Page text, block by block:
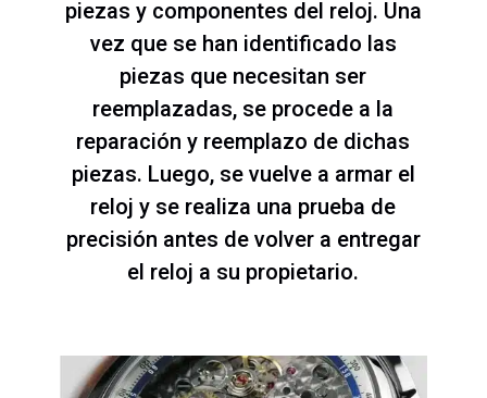
piezas y componentes del reloj. Una
vez que se han identificado las
piezas que necesitan ser
reemplazadas, se procede a la
reparación y reemplazo de dichas
piezas. Luego, se vuelve a armar el
reloj y se realiza una prueba de
precisión antes de volver a entregar
el reloj a su propietario.